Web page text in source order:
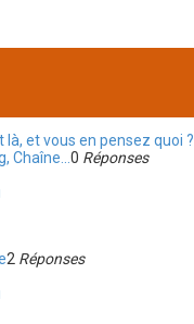
là, et vous en pensez quoi ?
Chaîne... 0 Réponses
2 Réponses